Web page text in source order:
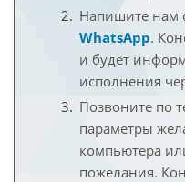
Напишите нам
WhatsApp.
и будет
исполнения
Позвоните по
параметры
компьютера
пожелания.